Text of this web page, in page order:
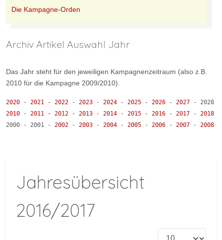
Die Kampagne-Orden
Archiv Artikel Auswahl Jahr
Das Jahr steht für den jeweiligen Kampagnenzeitraum (also z.B.
2010 für die Kampagne 2009/2010).
2020 - 2021 - 2022 - 2023 - 2024 - 2025 - 2026 - 2027
- 2028 -
2010 - 2011 - 2012 - 2013 - 2014 - 2015 - 2016 - 2017 - 2018
2000 - 2001
- 2002 - 2003 - 2004 - 2005 - 2006 - 2007 - 2008
Jahresübersicht
2016/2017